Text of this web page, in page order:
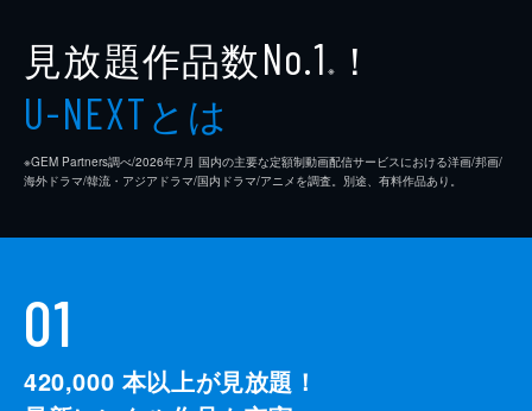
見放題作品数No.1 ※ ！
U-NEXTとは
※GEM Partners調べ/2026年7⽉ 国内の主要な定額制動画配信サービスにおける洋画/邦画/
海外ドラマ/韓流・アジアドラマ/国内ドラマ/アニメを調査。別途、有料作品あり。
01
420,000 本以上が見放題！